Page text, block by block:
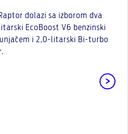
dolazi sa izborom dva
EcoBoost V6 benzinski
i 2,0-litarski Bi-turbo